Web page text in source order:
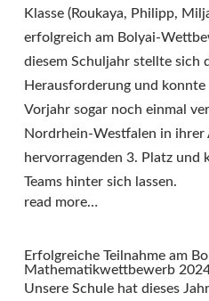
Klasse (Roukaya, Philipp,
erfolgreich am Bolyai-
diesem Schuljahr stellte sich
Herausforderung und konnte
Vorjahr sogar noch einmal
Nordrhein-Westfalen in ihrer
hervorragenden 3. Platz und
Teams hinter sich lassen.
read more…
Erfolgreiche Teilnahme am
Mathematikwettbewerb
Unsere Schule hat dieses